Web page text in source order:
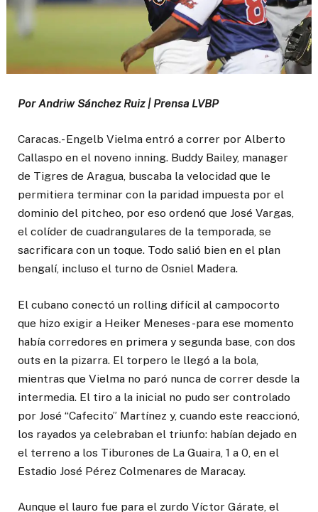
Por Andriw Sánchez Ruiz | Prensa LVBP
Caracas.- Engelb Vielma entró a correr por Alberto
Callaspo en el noveno inning. Buddy Bailey, manager
de Tigres de Aragua, buscaba la velocidad que le
permitiera terminar con la paridad impuesta por el
dominio del pitcheo, por eso ordenó que José Vargas,
el colíder de cuadrangulares de la temporada, se
sacrificara con un toque. Todo salió bien en el plan
bengalí, incluso el turno de Osniel Madera.
El cubano conectó un rolling difícil al campocorto
que hizo exigir a Heiker Meneses -para ese momento
había corredores en primera y segunda base, con dos
outs en la pizarra. El torpero le llegó a la bola,
mientras que Vielma no paró nunca de correr desde la
intermedia. El tiro a la inicial no pudo ser controlado
por José “Cafecito” Martínez y, cuando este reaccionó,
los rayados ya celebraban el triunfo: habían dejado en
el terreno a los Tiburones de La Guaira, 1 a 0, en el
Estadio José Pérez Colmenares de Maracay.
Aunque el lauro fue para el zurdo Víctor Gárate, el